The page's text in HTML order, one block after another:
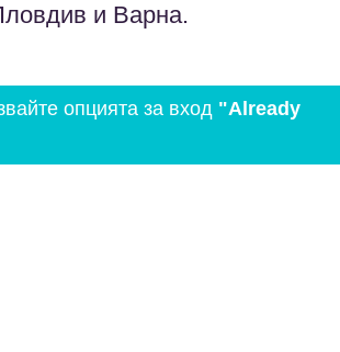
и Варна.
опцията за вход "Already